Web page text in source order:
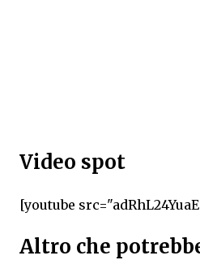
Video spot
[youtube
Altro che